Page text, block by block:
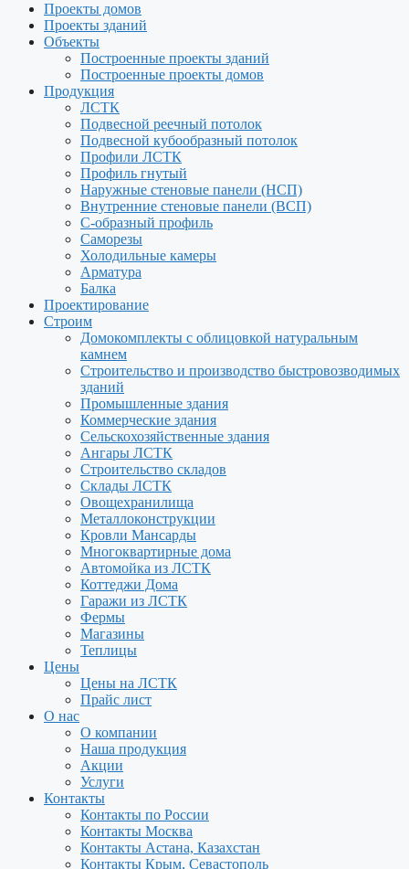
Проекты домов
Проекты зданий
Объекты
Построенные проекты зданий
Построенные проекты домов
Продукция
ЛСТК
Подвесной реечный потолок
Подвесной кубообразный потолок
Профили ЛСТК
Профиль гнутый
Наружные стеновые панели (НСП)
Внутренние стеновые панели (ВСП)
С-образный профиль
Саморезы
Холодильные камеры
Арматура
Балка
Проектирование
Строим
Домокомплекты с облицовкой натуральным
камнем
Строительство и производство быстровозводимых
зданий
Промышленные здания
Коммерческие здания
Сельскохозяйственные здания
Ангары ЛСТК
Строительство складов
Склады ЛСТК
Овощехранилища
Металлоконструкции
Кровли Мансарды
Многоквартирные дома
Автомойка из ЛСТК
Коттеджи Дома
Гаражи из ЛСТК
Фермы
Магазины
Теплицы
Цены
Цены на ЛСТК
Прайс лист
О нас
О компании
Наша продукция
Акции
Услуги
Контакты
Контакты по России
Контакты Москва
Контакты Астана, Казахстан
Контакты Крым, Севастополь